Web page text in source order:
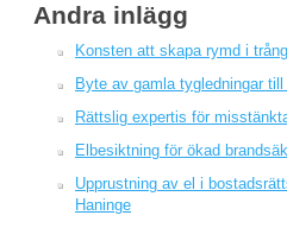
Andra inlägg
Konsten att skapa rymd i
Byte av gamla tygledningar
Rättslig expertis för
Elbesiktning för ökad
Upprustning av el i
Haninge